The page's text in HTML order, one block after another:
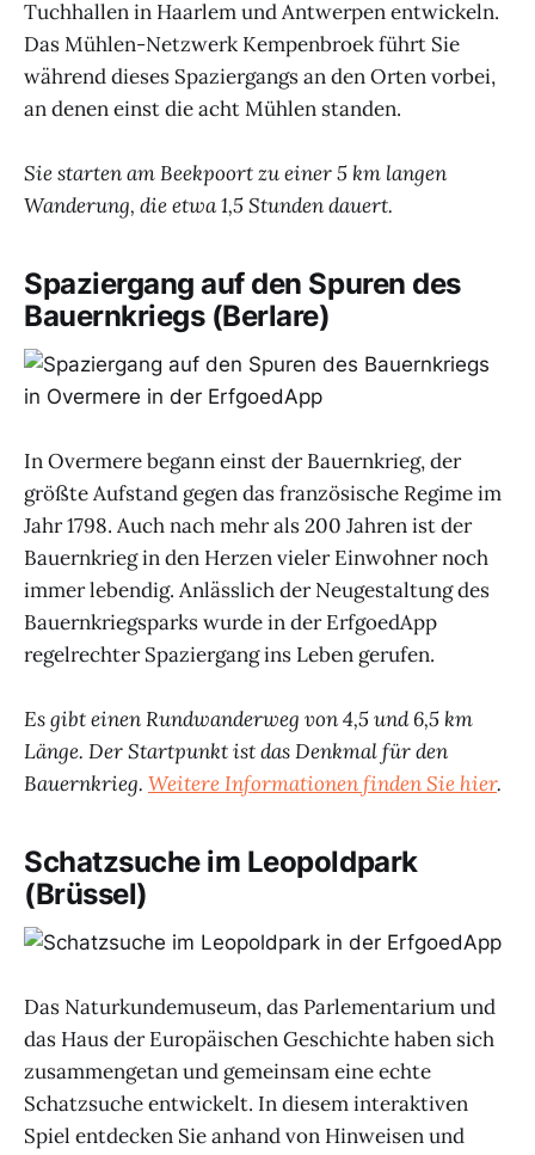
Tuchhallen in Haarlem und Antwerpen entwickeln.
Das Mühlen-Netzwerk Kempenbroek führt Sie
während dieses Spaziergangs an den Orten vorbei,
an denen einst die acht Mühlen standen.
Sie starten am Beekpoort zu einer 5 km langen
Wanderung, die etwa 1,5 Stunden dauert.
Spaziergang auf den Spuren des
Bauernkriegs (Berlare)
In Overmere begann einst der Bauernkrieg, der
größte Aufstand gegen das französische Regime im
Jahr 1798. Auch nach mehr als 200 Jahren ist der
Bauernkrieg in den Herzen vieler Einwohner noch
immer lebendig. Anlässlich der Neugestaltung des
Bauernkriegsparks wurde in der ErfgoedApp
regelrechter Spaziergang ins Leben gerufen.
Es gibt einen Rundwanderweg von 4,5 und 6,5 km
Länge. Der Startpunkt ist das Denkmal für den
Bauernkrieg. Weitere Informationen finden Sie hier.
Schatzsuche im Leopoldpark
(Brüssel)
Das Naturkundemuseum, das Parlementarium und
das Haus der Europäischen Geschichte haben sich
zusammengetan und gemeinsam eine echte
Schatzsuche entwickelt. In diesem interaktiven
Spiel entdecken Sie anhand von Hinweisen und